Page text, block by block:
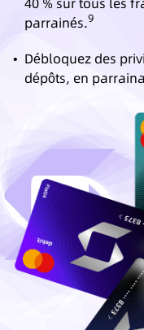
parrainés.9
• Débloquez des
dépôts, en